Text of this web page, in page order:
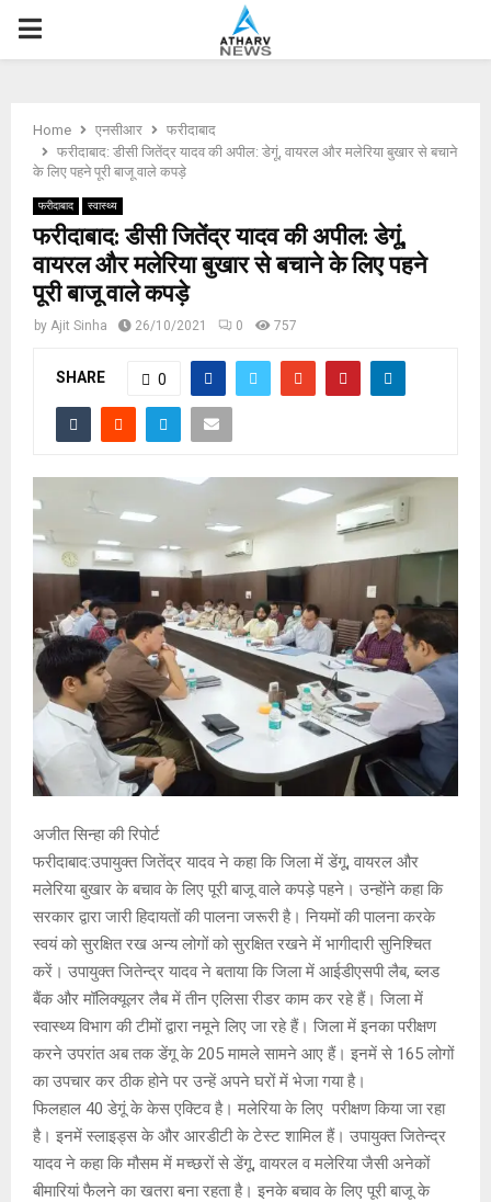
P
M
A
E
U
Home एनसीआर
फरीदाबाद
फरीदाबाद: डीसी जितेंद्र यादव की अपील: डेगूं, वायरल और मलेरिया बुखार से बचाने
के लिए पहने पूरी बाजू वाले कपड़े
फरीदाबाद स्वास्थ्य
फरीदाबाद: डीसी जितेंद्र यादव की अपील: डेगूं,
वायरल और मलेरिया बुखार से बचाने के लिए पहने
पूरी बाजू वाले कपड़े
by Ajit Sinha 26/10/2021 0 757
SHARE 0
अजीत सिन्हा की रिपोर्ट
फरीदाबाद:उपायुक्त जितेंद्र यादव ने कहा कि जिला में डेंगू, वायरल और
मलेरिया बुखार के बचाव के लिए पूरी बाजू वाले कपड़े पहने। उन्होंने कहा कि
सरकार द्वारा जारी हिदायतों की पालना जरूरी है। नियमों की पालना करके
स्वयं को सुरक्षित रख अन्य लोगों को सुरक्षित रखने में भागीदारी सुनिश्चित
करें। उपायुक्त जितेन्द्र यादव ने बताया कि जिला में आईडीएसपी लैब, ब्लड
बैंक और मॉलिक्यूलर लैब में तीन एलिसा रीडर काम कर रहे हैं। जिला में
स्वास्थ्य विभाग की टीमों द्वारा नमूने लिए जा रहे हैं। जिला में इनका परीक्षण
करने उपरांत अब तक डेंगू के 205 मामले सामने आए हैं। इनमें से 165 लोगों
का उपचार कर ठीक होने पर उन्हें अपने घरों में भेजा गया है।
फिलहाल 40 डेगूं के केस एक्टिव है। मलेरिया के लिए परीक्षण किया जा रहा
है। इनमें स्लाइड्स के और आरडीटी के टेस्ट शामिल हैं। उपायुक्त जितेन्द्र
यादव ने कहा कि मौसम में मच्छरों से डेंगू, वायरल व मलेरिया जैसी अनेकों
बीमारियां फैलने का खतरा बना रहता है। इनके बचाव के लिए पूरी बाजू के